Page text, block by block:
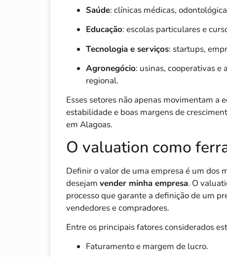
Saúde: clínicas médicas,
Educação: escolas particulares e
Tecnologia e serviços: startups,
Agronegócio: usinas, cooperativas
regional.
Esses setores não apenas movimentam a
estabilidade e boas margens de
em Alagoas.
O valuation como
Definir o valor de uma empresa é um dos
desejam vender minha empresa. O
processo que garante a definição de um
vendedores e compradores.
Entre os principais fatores considerados
Faturamento e margem de lucro.